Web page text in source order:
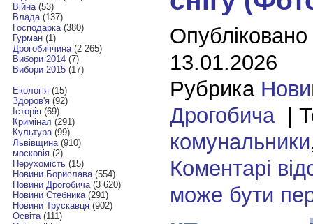
Війна(53)
Влада(137)
Господарка(380)
Гурман(1)
Дрогобиччина(2 265)
Вибори 2014(7)
Вибори 2015(17)
Екологія(15)
Здоров'я(92)
Історія(69)
Кримінал (291)
Культура(99)
Львівщина(910)
московія(2)
Нерухомість(15)
Новини Борислава(554)
Новини Дрогобича(3 620)
Новини Стебника(291)
Новини Трускавця(902)
Освіта(111)
13.01.2026
Рубрика
Дрогобича|
комунальники
Коментарі
може бути